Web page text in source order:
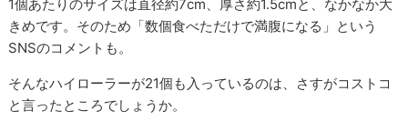
1個あたりのサイズは直径約7cm、厚さ約1.5cmと、なかなか大
きめです。そのため「数個食べただけで満腹になる」という
SNSのコメントも。
そんなハイローラーが21個も入っているのは、さすがコストコ
と言ったところでしょうか。